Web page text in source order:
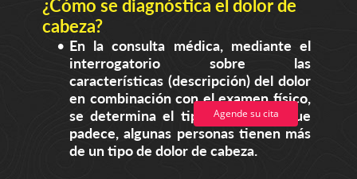
sintomas, por qué me duele la cabeza todos los días, bueno
para el dolor de cabeza, migraña cefalea, q hacer cuando te
duele la cabeza, para la migraña que es bueno, cefalea
sintomas de una paralisis facial por estres, dolor sien, por qué
duele la nuca, cefalea que significa
dolores de cabeza peligrosos, sintomas de un tumor en el
cerebro, localizacion tipos de dolores de cabeza, migraña
¿Cómo se diagnóstica el dolor de
cabeza?
En la consulta médica, mediante el
interrogatorio sobre las
características (descripción) del dolor
en combinación con el examen físico,
se determina el tipo de cefalea que
padece, algunas personas tienen más
de un tipo de dolor de cabeza.
Agende su cita